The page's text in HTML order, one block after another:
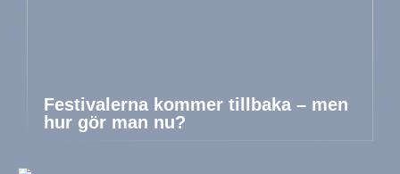
Festivalerna kommer tillbaka – men
hur gör man nu?